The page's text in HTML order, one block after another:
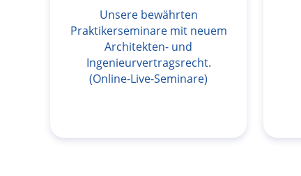
Unsere bewährten
Praktikerseminare mit neuem
Architekten- und
Ingenieurvertragsrecht.
(Online-Live-Seminare)